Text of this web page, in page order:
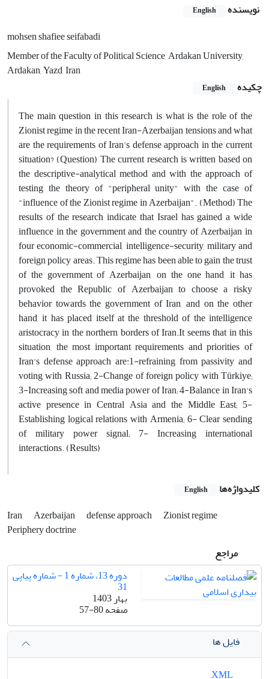
نویسنده English
mohsen shafiee seifabadi
Member of the Faculty of Political Science, Ardakan University,
Ardakan, Yazd, Iran
چکیده
English
The main question in this research is what is the role of the
Zionist regime in the recent Iran-Azerbaijan tensions and what
are the requirements of Iran's defense approach in the current
situation? (Question) The current research is written based on
the descriptive-analytical method and with the approach of
testing the theory of "peripheral unity" with the case of
"influence of the Zionist regime in Azerbaijan". (Method) The
results of the research indicate that Israel has gained a wide
influence in the government and the country of Azerbaijan in
four economic-commercial, intelligence-security, military and
foreign policy areas. This regime has been able to gain the trust
of the government of Azerbaijan, on the one hand, it has
provoked the Republic of Azerbaijan to choose a risky
behavior towards the government of Iran, and on the other
hand, it has placed itself at the threshold of the intelligence
aristocracy in the northern borders of Iran.It seems that in this
situation, the most important requirements and priorities of
Iran's defense approach are:1-refraining from passivity and
voting with Russia; 2-Change of foreign policy with Türkiye;
3-Increasing soft and media power of Iran; 4-Balance in Iran's
active presence in Central Asia and the Middle East; 5-
Establishing logical relations with Armenia; 6- Clear sending
of military power signal; 7- Increasing international
interactions. (Results)
کلیدواژه‌ها English
Iran Azerbaijan defense approach
Zionist regime
Periphery doctrine
مراجع
دوره 13، شماره 1 - شماره پیاپی
31
بهار 1403
صفحه57-80
فایل ها